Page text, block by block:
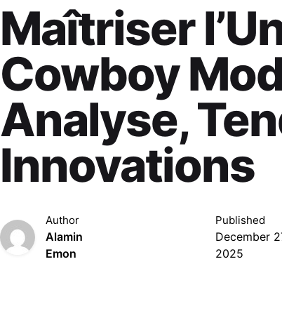
Maîtriser
Cowboy
Analyse,
Innovations
Author
Alamin
Emon
Published
December
2025